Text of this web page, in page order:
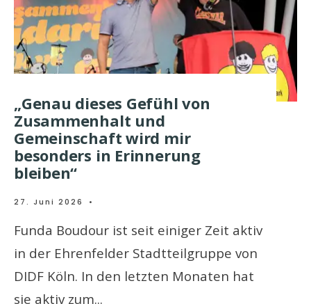
„Genau dieses Gefühl von
Zusammenhalt und
Gemeinschaft wird mir
besonders in Erinnerung
bleiben“
27. Juni 2026 •
Funda Boudour ist seit einiger Zeit aktiv
in der Ehrenfelder Stadtteilgruppe von
DIDF Köln. In den letzten Monaten hat
sie aktiv zum...